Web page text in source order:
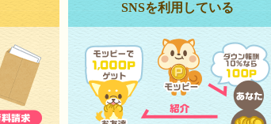
SNSを利用している